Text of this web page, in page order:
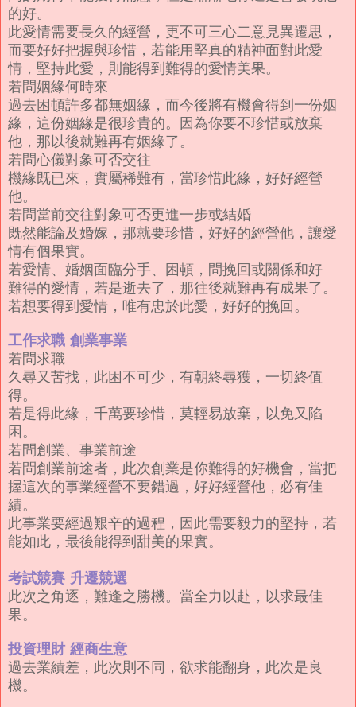
的好。
此愛情需要長久的經營，更不可三心二意見異遷思，
而要好好把握與珍惜，若能用堅真的精神面對此愛
情，堅持此愛，則能得到難得的愛情美果。
若問姻緣何時來
過去困頓許多都無姻緣，而今後將有機會得到一份姻
緣，這份姻緣是很珍貴的。因為你要不珍惜或放棄
他，那以後就難再有姻緣了。
若問心儀對象可否交往
機緣既已來，實屬稀難有，當珍惜此緣，好好經營
他。
若問當前交往對象可否更進一步或結婚
既然能論及婚嫁，那就要珍惜，好好的經營他，讓愛
情有個果實。
若愛情、婚姻面臨分手、困頓，問挽回或關係和好
難得的愛情，若是逝去了，那往後就難再有成果了。
若想要得到愛情，唯有忠於此愛，好好的挽回。
工作求職 創業事業
若問求職
久尋又苦找，此困不可少，有朝終尋獲，一切終值
得。
若是得此緣，千萬要珍惜，莫輕易放棄，以免又陷
困。
若問創業、事業前途
若問創業前途者，此次創業是你難得的好機會，當把
握這次的事業經營不要錯過，好好經營他，必有佳
績。
此事業要經過艱辛的過程，因此需要毅力的堅持，若
能如此，最後能得到甜美的果實。
考試競賽 升遷競選
此次之角逐，難逢之勝機。當全力以赴，以求最佳
果。
投資理財 經商生意
過去業績差，此次則不同，欲求能翻身，此次是良
機。